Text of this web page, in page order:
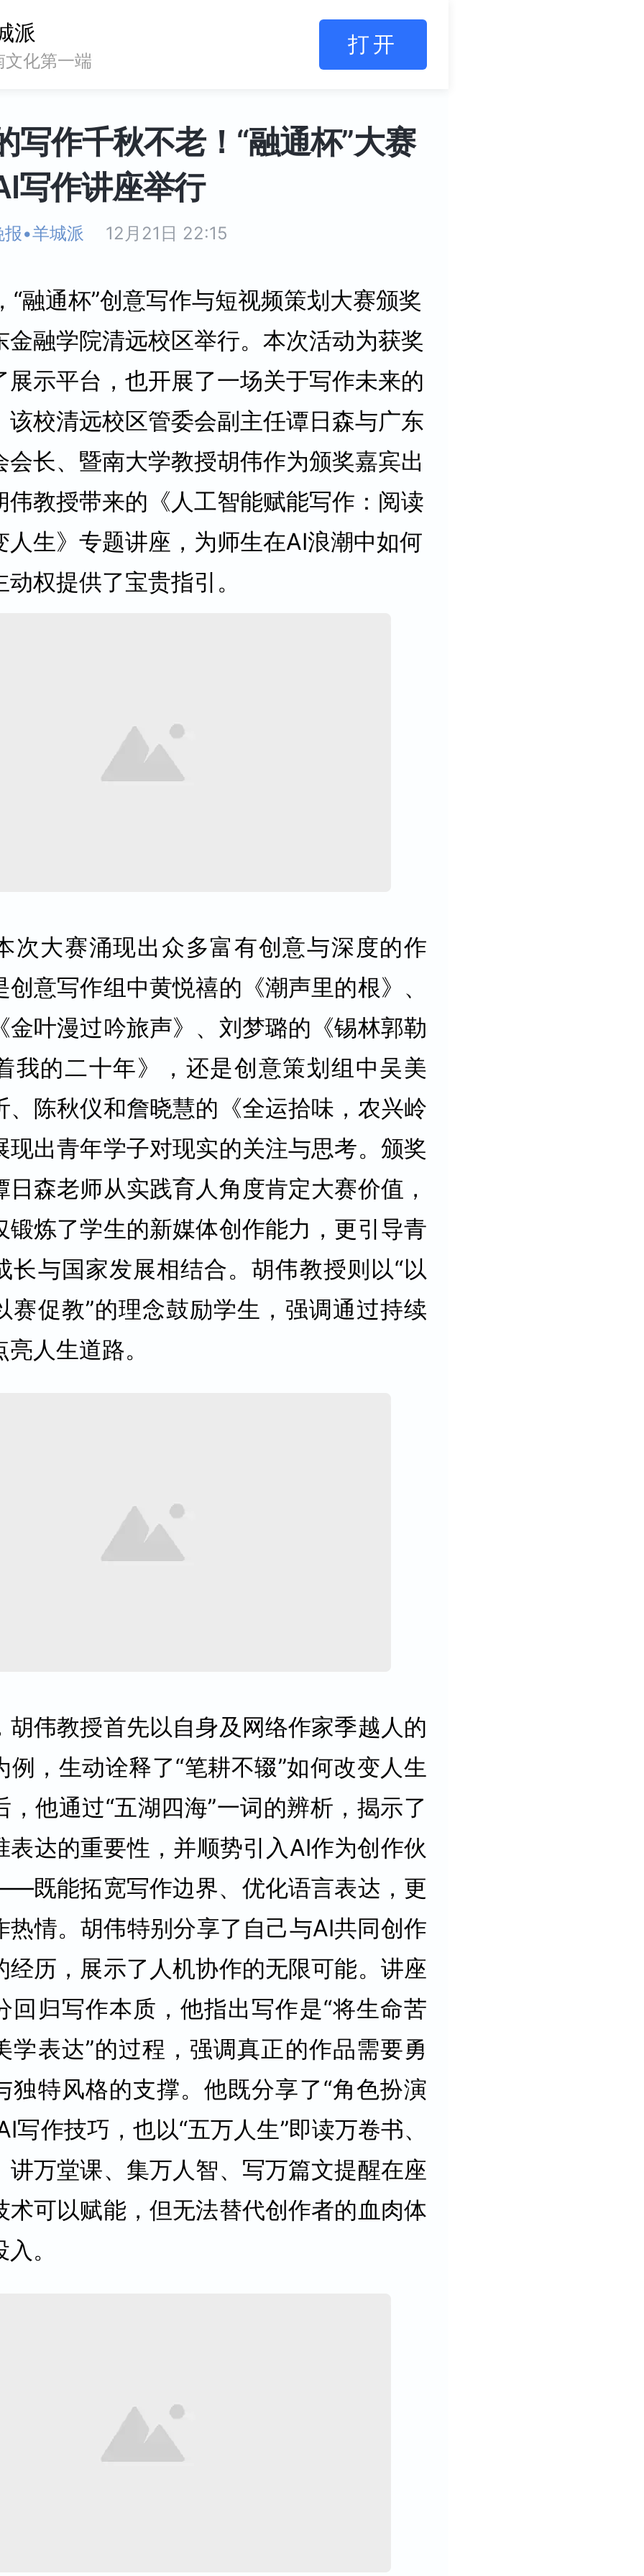
写作千秋不老！“融通杯”大赛
写作讲座举行
•羊城派 12月21日 22:15
“融通杯”创意写作与短视频策划大赛颁奖
金融学院清远校区举行。本次活动为获奖
展示平台，也开展了一场关于写作未来的
该校清远校区管委会副主任谭日森与广东
会长、暨南大学教授胡伟作为颁奖嘉宾出
伟教授带来的《人工智能赋能写作：阅读
人生》专题讲座，为师生在AI浪潮中如何
权提供了宝贵指引。
次大赛涌现出众多富有创意与深度的作
意写作组中黄悦禧的《潮声里的根》、
金叶漫过吟旅声》、刘梦璐的《锡林郭勒
我的二十年》，还是创意策划组中吴美
、陈秋仪和詹晓慧的《全运拾味，农兴岭
现出青年学子对现实的关注与思考。颁奖
日森老师从实践育人角度肯定大赛价值，
锻炼了学生的新媒体创作能力，更引导青
长与国家发展相结合。胡伟教授则以“以
赛促教”的理念鼓励学生，强调通过持续
人生道路。
胡伟教授首先以自身及网络作家季越人的
例，生动诠释了“笔耕不辍”如何改变人生
，他通过“五湖四海”一词的辨析，揭示了
表达的重要性，并顺势引入AI作为创作伙
既能拓宽写作边界、优化语言表达，更
热情。胡伟特别分享了自己与AI共同创作
经历，展示了人机协作的无限可能。讲座
回归写作本质，他指出写作是“将生命苦
学表达”的过程，强调真正的作品需要勇
独特风格的支撑。他既分享了“角色扮演
写作技巧，也以“五万人生”即读万卷书、
讲万堂课、集万人智、写万篇文提醒在座
术可以赋能，但无法替代创作者的血肉体
。
派
文化第一端
打开